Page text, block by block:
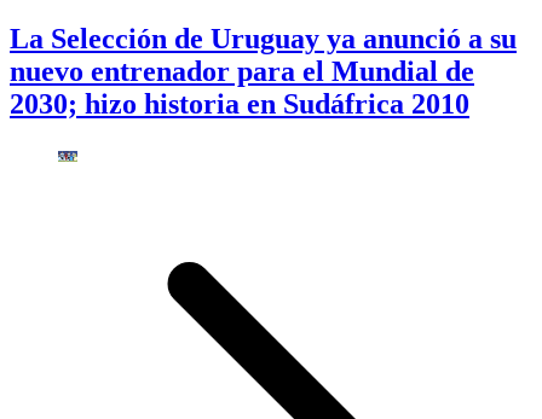
La Selección de Uruguay ya anunció a su
nuevo entrenador para el Mundial de
2030; hizo historia en Sudáfrica 2010